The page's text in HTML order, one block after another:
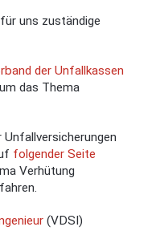
uns zuständige
der Unfallkassen
das Thema
folgender Seite
Verhütung
(VDSI)